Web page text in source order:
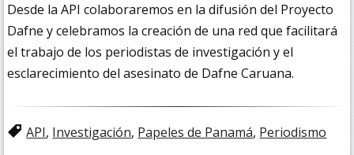
Desde la API colaboraremos en la difusión del Proyecto
Dafne y celebramos la creación de una red que facilitará
el trabajo de los periodistas de investigación y el
esclarecimiento del asesinato de Dafne Caruana.
API, Investigación, Papeles de Panamá, Periodismo